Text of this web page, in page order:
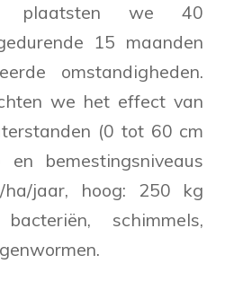
we 40
15 maanden
omstandigheden.
we het effect van
(0 tot 60 cm
en bemestingsniveaus
jaar, hoog: 250 kg
schimmels,